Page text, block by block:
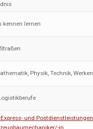
kennen lernen
Physik, Technik, Werken
und Postdienstleistungen
in,